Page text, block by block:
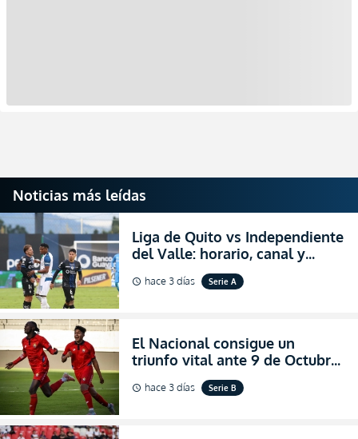
Noticias más leídas
Liga de Quito vs Independiente
del Valle: horario, canal y
dónde ver EN VIVO el
partidazo por la fecha 24 de la
schedule hace 3 días Serie A
El Nacional consigue un
triunfo vital ante 9 de Octubre
para encender la fe en la
salvación
schedule hace 3 días Serie B